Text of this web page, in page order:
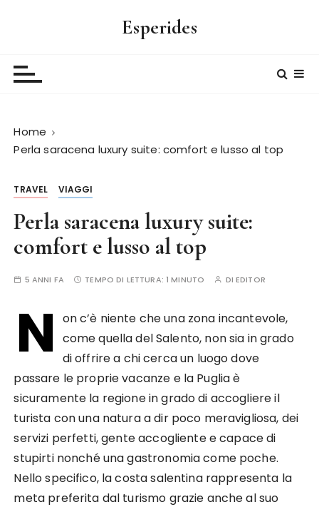
Esperides
Home
Perla saracena luxury suite: comfort e lusso al top
TRAVEL VIAGGI
Perla saracena luxury suite:
comfort e lusso al top
5 ANNI FA TEMPO DI LETTURA:1 MINUTO DI EDITOR
N
on c’è niente che una zona incantevole,
come quella del Salento, non sia in grado
di offrire a chi cerca un luogo dove
passare le proprie vacanze e la Puglia è
sicuramente la regione in grado di accogliere il
turista con una natura a dir poco meravigliosa, dei
servizi perfetti, gente accogliente e capace di
stupirti nonché una gastronomia come poche.
Nello specifico, la costa salentina rappresenta la
meta preferita dal turismo grazie anche al suo